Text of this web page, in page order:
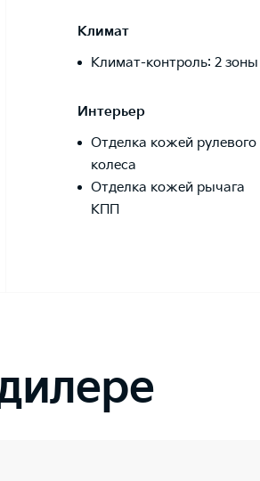
Климат
Климат-контроль: 2 зоны
Интерьер
Отделка кожей рулевого
колеса
Отделка кожей рычага
КПП